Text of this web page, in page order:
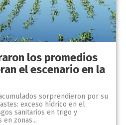
los promedios
el escenario en la
sorprendieron por su
exceso hídrico en el
sanitarios en trigo y
zonas...